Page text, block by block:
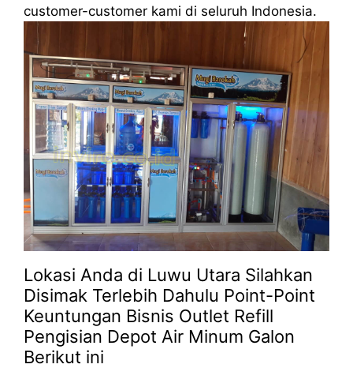
customer-customer kami di seluruh Indonesia.
Lokasi Anda di Luwu Utara Silahkan
Disimak Terlebih Dahulu Point-Point
Keuntungan Bisnis Outlet Refill
Pengisian Depot Air Minum Galon
Berikut ini